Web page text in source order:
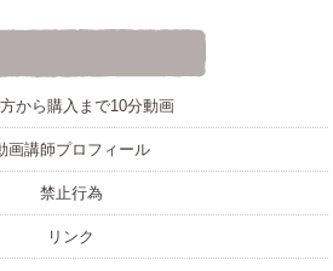
から購入まで10分動画
画講師プロフィール
禁止行為
リンク